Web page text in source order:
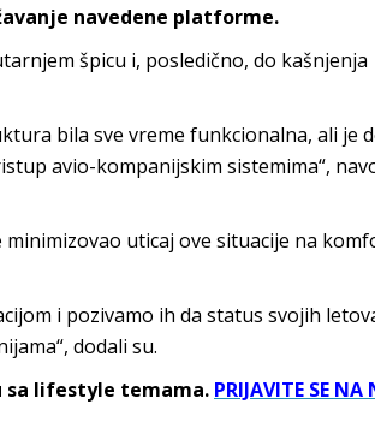
navedene platforme.
špicu i, posledično, do kašnjenja
bila sve vreme funkcionalna, ali je
avio-kompanijskim sistemima“,
uticaj ove situacije na
i pozivamo ih da status svojih
dodali su.
sa lifestyle temama. PRIJAVITE SE NA